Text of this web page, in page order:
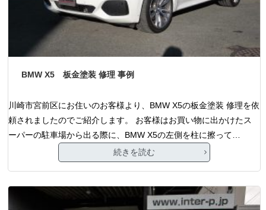
BMW X5 板金塗装 修理 事例
川崎市宮前区にお住いのお客様より、BMW X5の板金塗装 修理を依
頼されましたのでご紹介します。 お客様はお買い物に出かけたス
ーパーの駐車場から出る際に、BMW X5の左側を柱に擦って…
続きを読む